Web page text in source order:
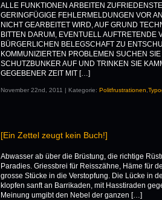
ALLE FUNKTIONEN ARBEITEN
GERINGFÜGIGE FEHLERMELDUNGEN VOR
NICHT GEARBEITET WIRD, AUF GRUND
BITTEN DARUM, EVENTUELL AUFTRETENDE
BÜRGERLICHEN BELEGSCHAFT ZU
KOMMUNIZIERTEN PROBLEMEN SUCHEN
SCHUTZBUNKER AUF UND TRINKEN SIE
GEGEBENER ZEIT MIT […]
November 22nd, 2011 | Kategorie: Politfrustrationen
[Ein Zettel zeugt kein Buch!]
Abwasser ab über die Brüstung, die richtige
Paradies. Griessbrei für Reisszähne, Häme für
grosse Stücke in die Verstopfung. Die Lücke in
klopfen sanft an Barrikaden, mit Hasstiraden
Meinung umgibt den Nebel der ganzen […]